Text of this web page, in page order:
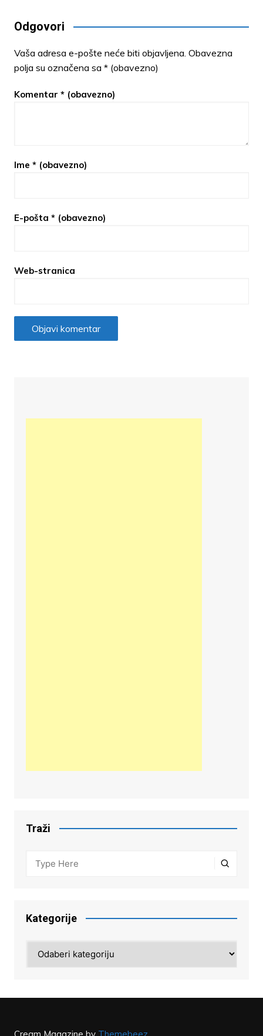
Odgovori
Vaša adresa e-pošte neće biti objavljena. Obavezna
polja su označena sa * (obavezno)
Komentar * (obavezno)
Ime * (obavezno)
E-pošta * (obavezno)
Web-stranica
Traži
Kategorije
Cream Magazine by Themebeez